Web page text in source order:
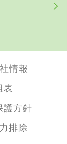
情報
表
護方針
排除